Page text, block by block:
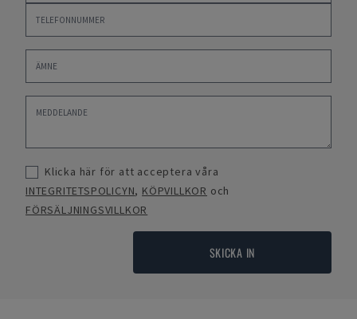
Klicka här för att acceptera våra
INTEGRITETSPOLICYN, KÖPVILLKOR och
FÖRSÄLJNINGSVILLKOR
SKICKA IN